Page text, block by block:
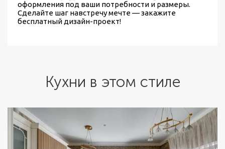
оформления под ваши потребности и размеры.
Сделайте шаг навстречу мечте — закажите
бесплатный дизайн-проект!
Кухни в этом стиле